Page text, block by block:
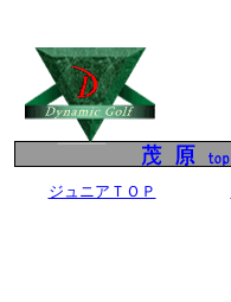
ジュニアＴＯＰ